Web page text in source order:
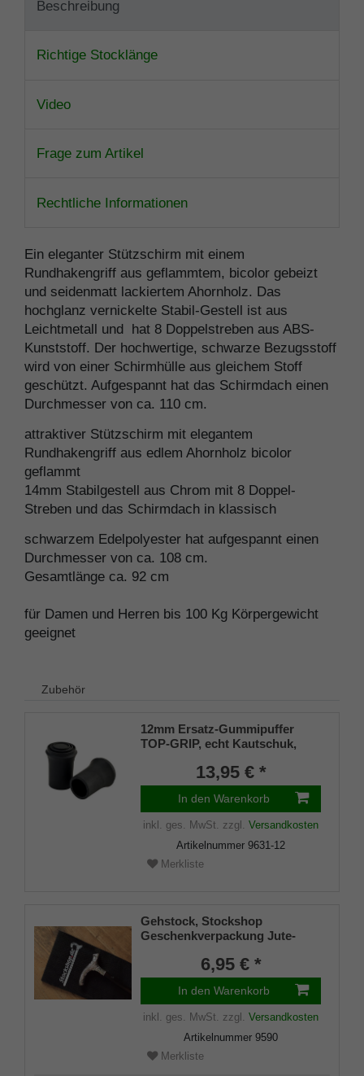
Beschreibung
Richtige Stocklänge
Video
Frage zum Artikel
Rechtliche Informationen
Ein eleganter Stützschirm mit einem
Rundhakengriff aus geflammtem, bicolor gebeizt
und seidenmatt lackiertem Ahornholz. Das
hochglanz vernickelte Stabil-Gestell ist aus
Leichtmetall und hat 8 Doppelstreben aus ABS-
Kunststoff. Der hochwertige, schwarze Bezugsstoff
wird von einer Schirmhülle aus gleichem Stoff
geschützt. Aufgespannt hat das Schirmdach einen
Durchmesser von ca. 110 cm.
attraktiver Stützschirm mit elegantem
Rundhakengriff aus edlem Ahornholz bicolor
geflammt
14mm Stabilgestell aus Chrom mit 8 Doppel-
Streben und das Schirmdach in klassisch
schwarzem Edelpolyester hat aufgespannt einen
Durchmesser von ca. 108 cm.
Gesamtlänge ca. 92 cm
für Damen und Herren bis 100 Kg Körpergewicht
geeignet
Zubehör
12mm Ersatz-Gummipuffer
TOP-GRIP, echt Kautschuk,
13,95 € *
In den Warenkorb
inkl. ges. MwSt. zzgl. Versandkosten
Artikelnummer 9631-12
Merkliste
Gehstock, Stockshop
Geschenkverpackung Jute-
Klettverschluss6,95 € *
In den Warenkorb
inkl. ges. MwSt. zzgl. Versandkosten
Artikelnummer 9590
Merkliste